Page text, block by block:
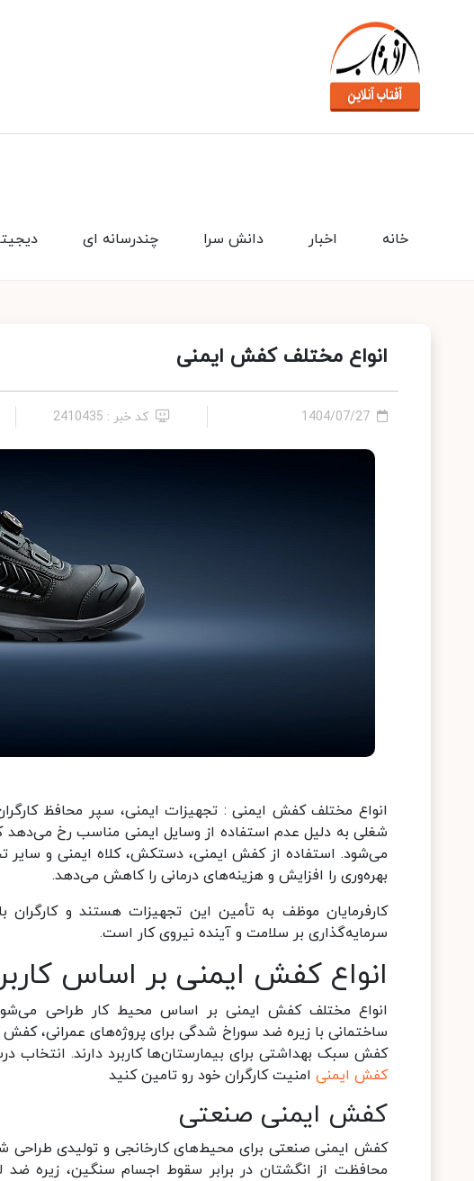
چندرسانه ای دانش سرا اخبار خانه
انواع مختلف کفش ایمنی
1404/07/27 کد خبر : 2410435
انواع مختلف کفش ایمنی : تجهیزات ایمنی، سپر محافظ
شغلی به دلیل عدم استفاده از وسایل ایمنی مناسب رخ می‌دهد
می‌شود. استفاده از کفش ایمنی، دستکش، کلاه ایمنی و سایر
بهره‌وری را افزایش و هزینه‌های درمانی را کاهش می‌دهد.
کارفرمایان موظف به تأمین این تجهیزات هستند و کارگران
سرمایه‌گذاری بر سلامت و آینده نیروی کار است.
انواع کفش‌ ایمنی بر اساس
انواع مختلف کفش ایمنی بر اساس محیط کار طراحی
ساختمانی با زیره ضد سوراخ شدگی برای پروژه‌های عمرانی،
کفش سبک بهداشتی برای بیمارستان‌ها کاربرد دارند.
کفش ایمنی امنیت کارگران خود رو تامین کنید
کفش ایمنی صنعتی
کفش ایمنی صنعتی برای محیط‌های کارخانجی و تولیدی طراحی
محافظت از انگشتان در برابر سقوط اجسام سنگین، زیره ضد